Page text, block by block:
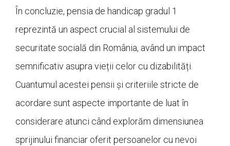
În concluzie, pensia de handicap gradul 1
reprezintă un aspect crucial al sistemului de
securitate socială din România, având un impact
semnificativ asupra vieții celor cu dizabilități.
Cuantumul acestei pensii și criteriile stricte de
acordare sunt aspecte importante de luat în
considerare atunci când explorăm dimensiunea
sprijinului financiar oferit persoanelor cu nevoi